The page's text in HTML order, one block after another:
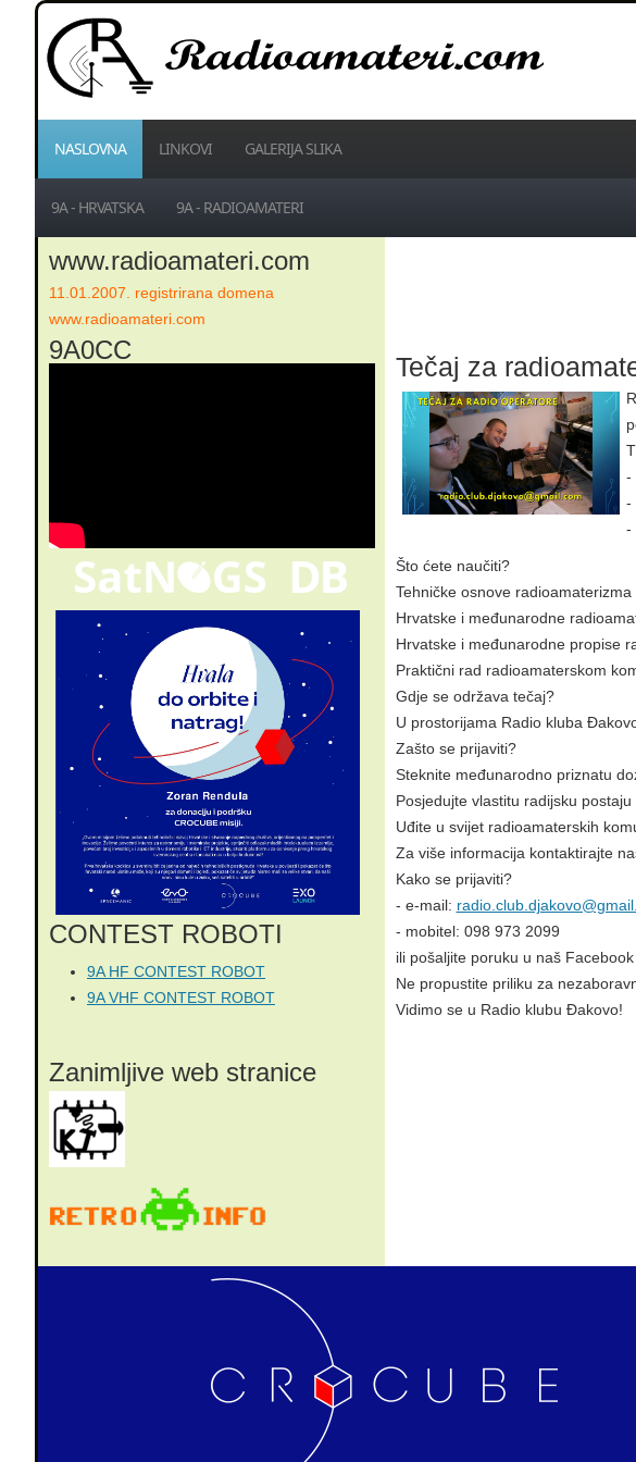
NASLOVNA LINKOVI GALERIJA SLIKA
9A - HRVATSKA 9A - RADIOAMATERI
www.radioamateri.com
11.01.2007. registrirana domena
www.radioamateri.com
9A0CC
CONTEST ROBOTI
9A HF CONTEST ROBOT
9A VHF CONTEST ROBOT
Zanimljive web stranice
Tečaj za
-
-
-
Što ćete naučiti?
Tehničke osnove radioamaterizma
Hrvatske i međunarodne
Hrvatske i međunarodne propise
Praktični rad radioamaterskom
Gdje se održava tečaj?
U prostorijama Radio kluba
Zašto se prijaviti?
Steknite međunarodno priznatu
Posjedujte vlastitu radijsku
Uđite u svijet radioamaterskih
Za više informacija kontaktirajte
Kako se prijaviti?
- e-mail:
- mobitel: 098 973 2099
ili pošaljite poruku u naš Facebook
Ne propustite priliku za
Vidimo se u Radio klubu Đakovo!